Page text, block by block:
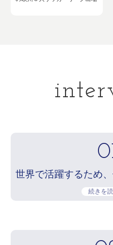
世界で活躍するため
続きを